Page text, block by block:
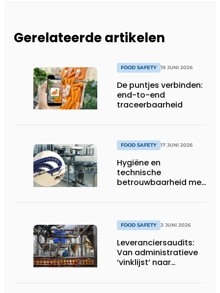
Gerelateerde artikelen
FOOD SAFETY 19 JUNI 2026
De puntjes verbinden:
end-to-end
traceerbaarheid
FOOD SAFETY 17 JUNI 2026
Hygiëne en
technische
betrouwbaarheid met
FOOD SAFETY 3 JUNI 2026
Leveranciersaudits:
Van administratieve
‘vinklijst’ naar